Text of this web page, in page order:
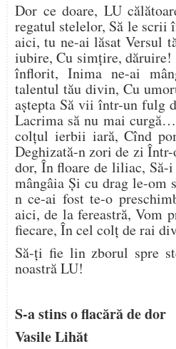
Dor ce doare, LU
regatul stelelor, Să le
aici, tu ne-ai lăsat Versul
iubire, Cu simțire,
înflorit, Inima ne-ai
talentul tău divin, Cu
aștepta Să vii într-un fulg
Lacrima să nu mai
colțul ierbii iară, Cînd
Deghizată-n zori de zi
dor, În floare de liliac,
mângâia Și cu drag le-om
n ce-ai fost te-o
aici, de la fereastră, Vom
fiecare, În cel colț de rai
Să-ți fie lin zborul spre
noastră LU!
S-a stins o flacără de dor
Vasile Lihăt